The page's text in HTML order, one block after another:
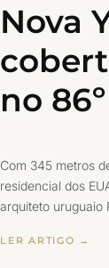
Nova
no
Com 345 metros
residencial dos
arquiteto uruguaio
LER ARTIGO →